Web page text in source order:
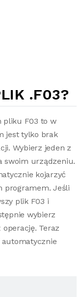
.F03?
pliku F03 to w
jest tylko brak
Wybierz jeden z
swoim urządzeniu.
kojarzyć
programem. Jeśli
plik F03 i
wybierz
Teraz